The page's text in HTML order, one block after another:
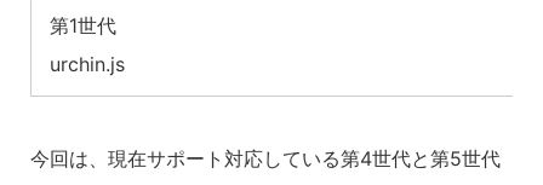
第1世代
urchin.js
今回は、現在サポート対応している第4世代と第5世代